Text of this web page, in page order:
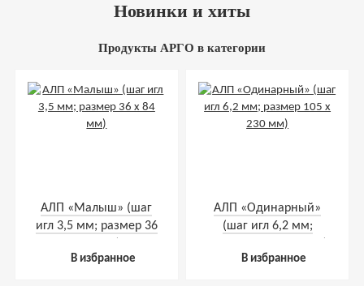
Новинки и хиты
Продукты АРГО в категории
АЛП «Малыш» (шаг
игл 3,5 мм; размер 36
В избранное
АЛП «Одинарный»
(шаг игл 6,2 мм;
В избранное